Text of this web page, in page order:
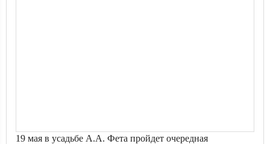
19 мая в усадьбе А.А. Фета пройдет очередная